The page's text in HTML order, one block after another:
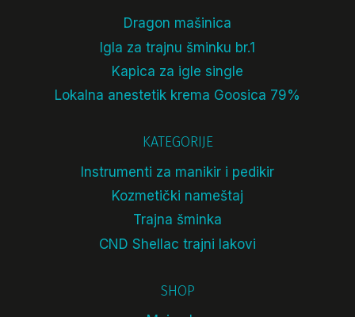
Dragon mašinica
Igla za trajnu šminku br.1
Kapica za igle single
Lokalna anestetik krema Goosica 79%
KATEGORIJE
Instrumenti za manikir i pedikir
Kozmetički nameštaj
Trajna šminka
CND Shellac trajni lakovi
SHOP